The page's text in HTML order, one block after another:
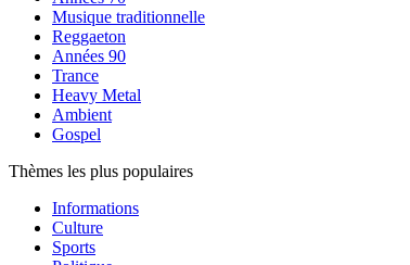
Musique traditionnelle
Reggaeton
Années 90
Trance
Heavy Metal
Ambient
Gospel
Thèmes les plus populaires
Informations
Culture
Sports